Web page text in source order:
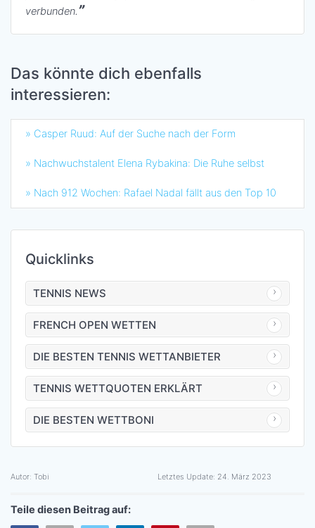
verbunden.
Das könnte dich ebenfalls
interessieren:
» Casper Ruud: Auf der Suche nach der Form
» Nachwuchstalent Elena Rybakina: Die Ruhe selbst
» Nach 912 Wochen: Rafael Nadal fällt aus den Top 10
Quicklinks
TENNIS NEWS
FRENCH OPEN WETTEN
DIE BESTEN TENNIS WETTANBIETER
TENNIS WETTQUOTEN ERKLÄRT
DIE BESTEN WETTBONI
Autor: Tobi Letztes Update: 24. März 2023
Teile diesen Beitrag auf: